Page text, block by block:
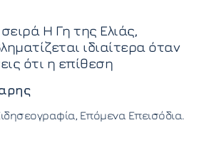
Η Γη της Ελιάς,
ιδιαίτερα όταν
ότι η επίθεση
Επόμενα Επεισόδια